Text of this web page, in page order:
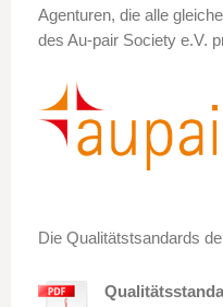
Agenturen, die alle
des Au-pair Society e.V.
Die Qualitätstsandards